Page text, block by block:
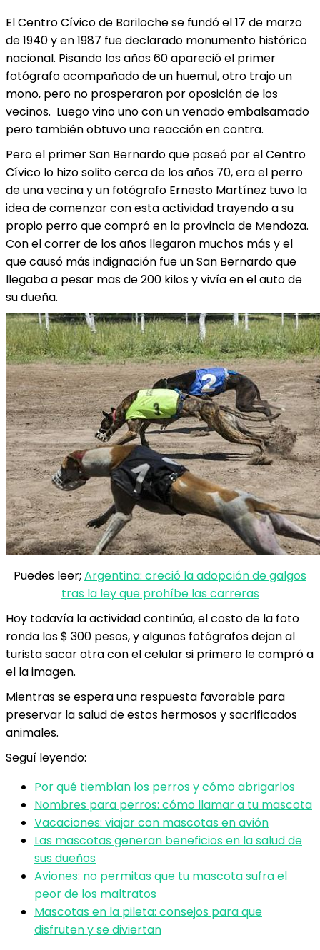
El Centro Cívico de Bariloche se fundó el 17 de marzo
de 1940 y en 1987 fue declarado monumento histórico
nacional. Pisando los años 60 apareció el primer
fotógrafo acompañado de un huemul, otro trajo un
mono, pero no prosperaron por oposición de los
vecinos. Luego vino uno con un venado embalsamado
pero también obtuvo una reacción en contra.
Pero el primer San Bernardo que paseó por el Centro
Cívico lo hizo solito cerca de los años 70, era el perro
de una vecina y un fotógrafo Ernesto Martínez tuvo la
idea de comenzar con esta actividad trayendo a su
propio perro que compró en la provincia de Mendoza.
Con el correr de los años llegaron muchos más y el
que causó más indignación fue un San Bernardo que
llegaba a pesar mas de 200 kilos y vivía en el auto de
su dueña.
Puedes leer; Argentina: creció la adopción de galgos
tras la ley que prohíbe las carreras
Hoy todavía la actividad continúa, el costo de la foto
ronda los $ 300 pesos, y algunos fotógrafos dejan al
turista sacar otra con el celular si primero le compró a
el la imagen.
Mientras se espera una respuesta favorable para
preservar la salud de estos hermosos y sacrificados
animales.
Seguí leyendo:
Por qué tiemblan los perros y cómo abrigarlos
Nombres para perros: cómo llamar a tu mascota
Vacaciones: viajar con mascotas en avión
Las mascotas generan beneficios en la salud de
sus dueños
Aviones: no permitas que tu mascota sufra el
peor de los maltratos
Mascotas en la pileta: consejos para que
disfruten y se diviertan